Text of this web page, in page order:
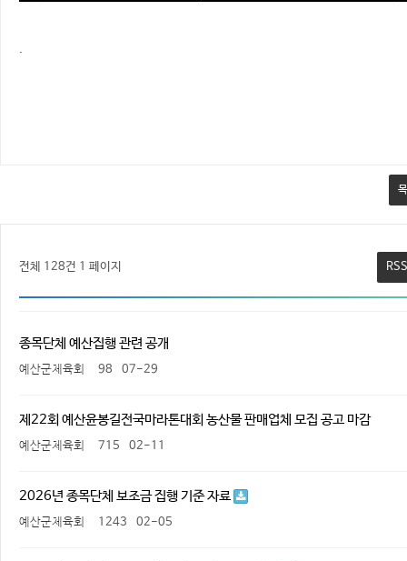
.
전체 128건 1 페이지 RSS
종목단체 예산집행 관련 공개
예산군체육회 98 07-29
제22회 예산윤봉길전국마라톤대회 농산물 판매업체 모집 공고 마감
예산군체육회 715 02-11
2026년 종목단체 보조금 집행 기준 자료
예산군체육회 1243 02-05